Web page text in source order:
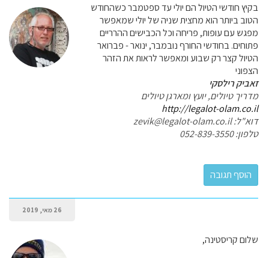
בקיץ חודשי הטיול הם יולי עד ספטמבר כשהחודש
הטוב ביותר הוא מחצית שניה של יולי שמאפשר
מפגש עם עופות, פריחה וכל הכבישים ההרריים
פתוחים. בחודשי החורף נובמבר, ינואר - פברואר
הטיול קצר רק שבוע ומאפשר לראות את הזהר
הצפוני
זאביק רילסקי
מדריך טיולים, יועץ ומארגן טיולים
http://legalot-olam.co.il
דוא"ל: zevik@legalot-olam.co.il
טלפון: 052-839-3550
26 מאי, 2019
שלום קריסטינה,